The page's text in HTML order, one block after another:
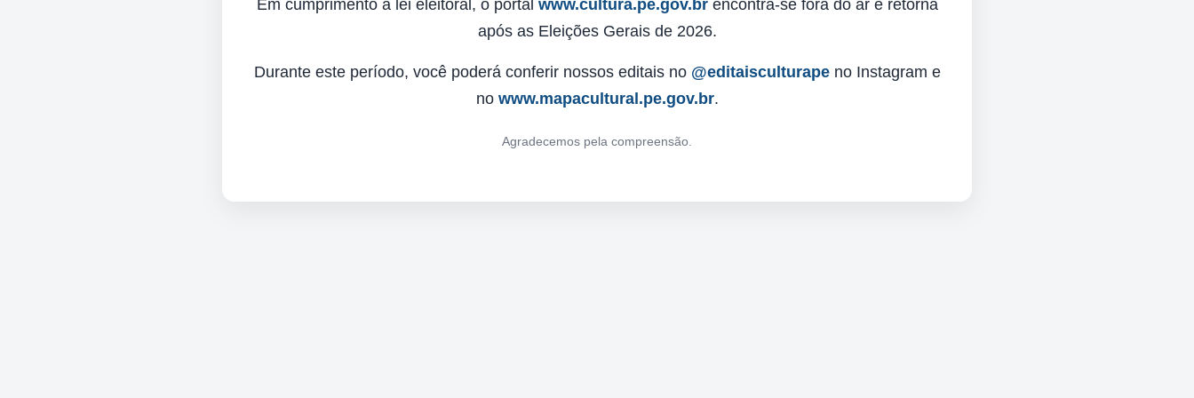
Em cumprimento à lei eleitoral, o portal www.cultura.pe.gov.brencontra-se fora do ar e retorna
após as Eleições Gerais de 2026.
Durante este período, você poderá conferir nossos editais no @editaisculturapeno Instagram e
no www.mapacultural.pe.gov.br.
Agradecemos pela compreensão.